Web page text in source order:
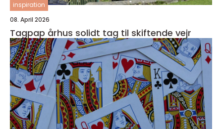
inspiration
08. April 2026
Tagpap århus solidt tag til skiftende vejr